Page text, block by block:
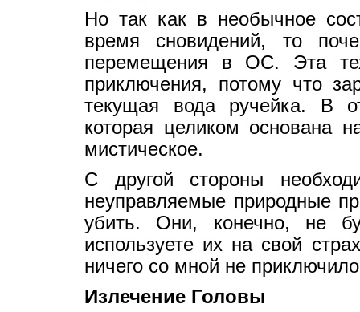
Но так как в необычное
время сновидений, то
перемещения в ОС. Эта
приключения, потому что
текущая вода ручейка. В
которая целиком основана
мистическое.
С другой стороны
неуправляемые природные
убить. Они, конечно, не
используете их на свой
ничего со мной не
Излечение Головы